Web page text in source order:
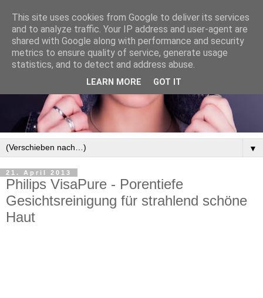
▼
21. April 2013
Philips VisaPure - Porentiefe
Gesichtsreinigung für strahlend schöne
Haut
This site uses cookies from Google to deliver its services
and to analyze traffic. Your IP address and user-agent are
shared with Google along with performance and security
metrics to ensure quality of service, generate usage
statistics, and to detect and address abuse.
LEARN MORE GOT IT